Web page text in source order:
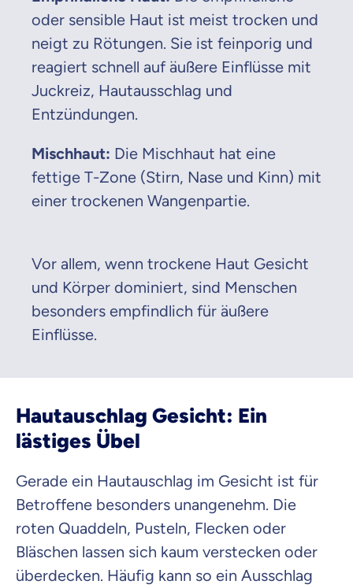
oder sensible Haut ist meist trocken und
neigt zu Rötungen. Sie ist feinporig und
reagiert schnell auf äußere Einflüsse mit
Juckreiz, Hautausschlag und
Entzündungen.
Mischhaut: Die Mischhaut hat eine
fettige T-Zone (Stirn, Nase und Kinn) mit
einer trockenen Wangenpartie.
Vor allem, wenn trockene Haut Gesicht
und Körper dominiert, sind Menschen
besonders empfindlich für äußere
Einflüsse.
Hautauschlag Gesicht: Ein
lästiges Übel
Gerade ein Hautauschlag im Gesicht ist für
Betroffene besonders unangenehm. Die
roten Quaddeln, Pusteln, Flecken oder
Bläschen lassen sich kaum verstecken oder
überdecken. Häufig kann so ein Ausschlag